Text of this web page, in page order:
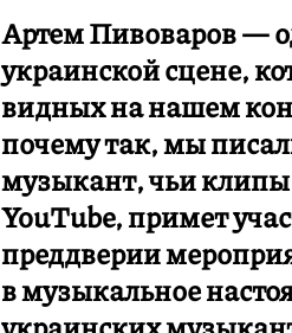
Артем Пивоваров —
украинской сцене,
видных на нашем
почему так, мы
музыкант, чьи
YouTube, примет
преддверии
в музыкальное